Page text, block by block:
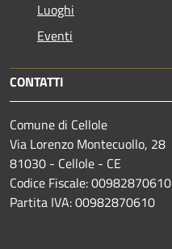
Luoghi
Eventi
CONTATTI
Comune di Cellole
Via Lorenzo Montecuollo, 28
81030 - Cellole - CE
Codice Fiscale: 00982870610
Partita IVA: 00982870610